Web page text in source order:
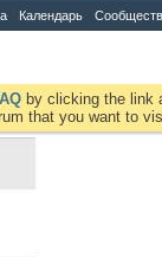
Календарь
by clicking the link
that you want to